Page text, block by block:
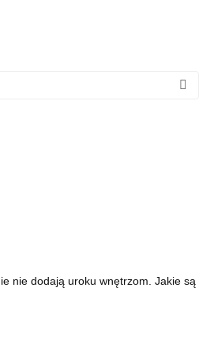
nie dodają uroku wnętrzom. Jakie są